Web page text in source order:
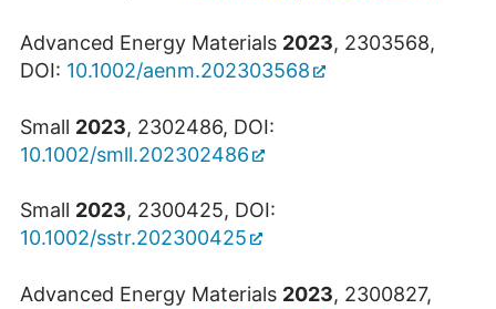
Advanced Energy Materials 2023, 2303568,
DOI: 10.1002/aenm.202303568
Small 2023, 2302486, DOI:
10.1002/smll.202302486
Small 2023, 2300425, DOI:
10.1002/sstr.202300425
Advanced Energy Materials 2023, 2300827,